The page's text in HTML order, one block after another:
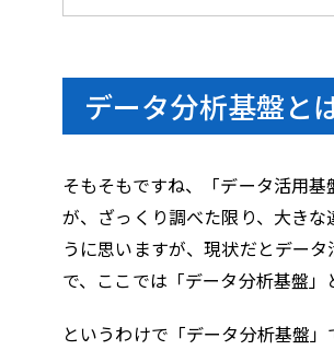
データ分析基盤と
そもそもですね、「データ活用
が、ざっくり調べた限り、大き
うに思いますが、現状だとデー
で、ここでは「データ分析基盤」
というわけで「データ分析基盤